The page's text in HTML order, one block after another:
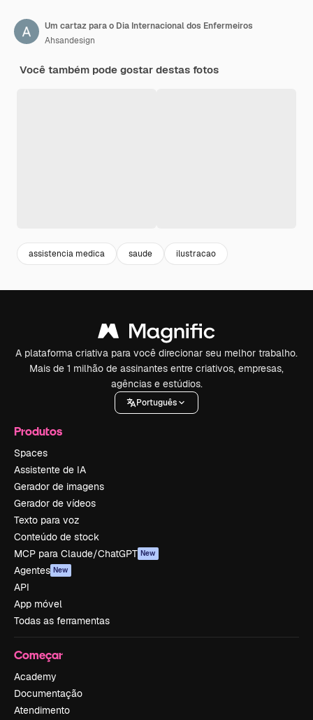
Um cartaz para o Dia Internacional dos Enfermeiros
Ahsandesign
Você também pode gostar destas fotos
assistencia medica saude ilustracao
A plataforma criativa para você direcionar seu melhor trabalho.
Mais de 1 milhão de assinantes entre criativos, empresas,
agências e estúdios.
Português
Produtos
Spaces
Assistente de IA
Gerador de imagens
Gerador de vídeos
Texto para voz
Conteúdo de stock
MCP para Claude/ChatGPT New
Agentes New
API
App móvel
Todas as ferramentas
Começar
Academy
Documentação
Atendimento